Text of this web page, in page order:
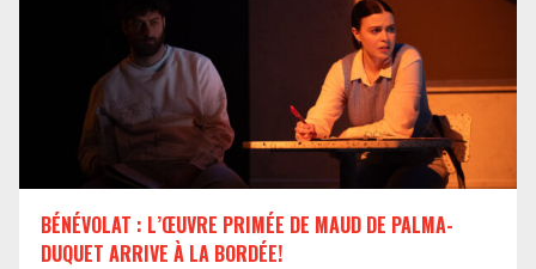
BÉNÉVOLAT : L’ŒUVRE PRIMÉE DE MAUD DE PALMA-
DUQUET ARRIVE À LA BORDÉE!